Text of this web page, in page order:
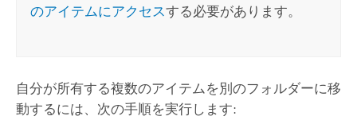
のアイテムにアクセスする必要があります。
自分が所有する複数のアイテムを別のフォルダーに移
動するには、次の手順を実行します: